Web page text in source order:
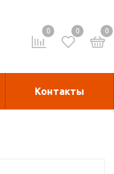
0 0 0
Контакты